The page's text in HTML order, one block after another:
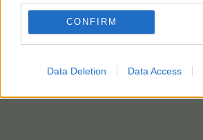
CONFIRM
Data Deletion Data Access